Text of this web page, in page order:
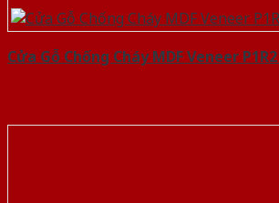
Cửa Gỗ Chống Cháy MDF Veneer